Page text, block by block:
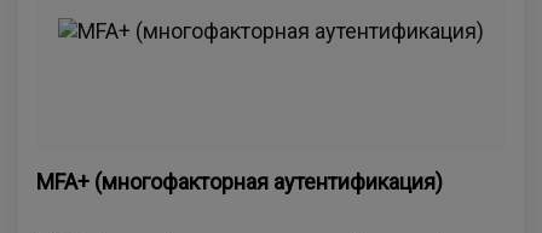
MFA+ (многофакторная аутентификация)